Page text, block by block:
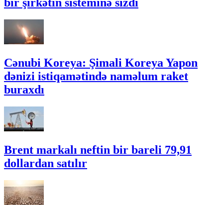
bir şirkətin sisteminə sızdı
Cənubi Koreya: Şimali Koreya Yapon
dənizi istiqamətində naməlum raket
buraxdı
Brent markalı neftin bir bareli 79,91
dollardan satılır